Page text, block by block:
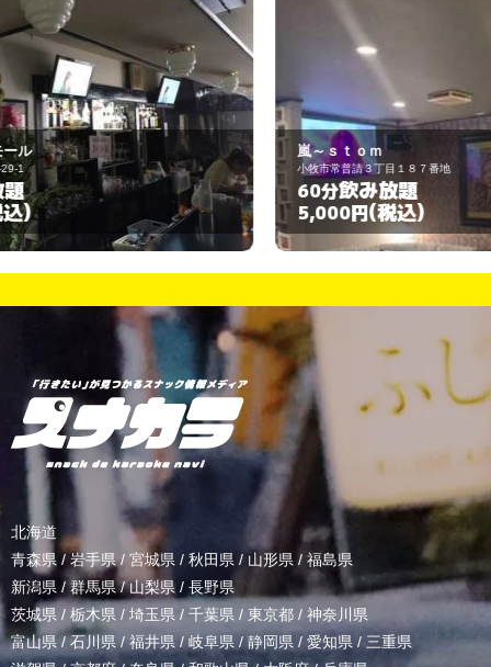
嵐～ｓｔｏｍ
小牧市常普請３丁目１８７番地
60分飲み放題
5,000円 (税込)
北海道
青森県 / 岩手県/ 宮城県 / 秋田県 / 山形県/ 福島県
新潟県 /群馬県/山梨県 / 長野県
茨城県 / 栃木県 / 埼玉県 / 千葉県 / 東京都 / 神奈川県
富山県 /石川県/福井県/岐阜県 / 静岡県 / 愛知県 / 三重県